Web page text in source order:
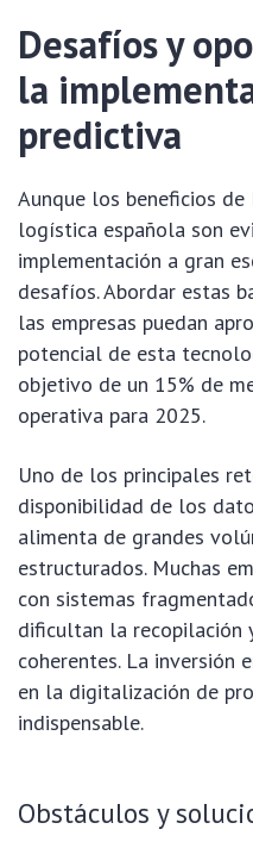
Desafíos y
la
predictiva
Aunque los beneficios
logística española son
implementación a gran
desafíos. Abordar estas
las empresas puedan
potencial de esta
objetivo de un 15% de
operativa para 2025.
Uno de los principales
disponibilidad de los
alimenta de grandes
estructurados. Muchas
con sistemas
dificultan la recopilación
coherentes. La inversión
en la digitalización de
indispensable.
Obstáculos y